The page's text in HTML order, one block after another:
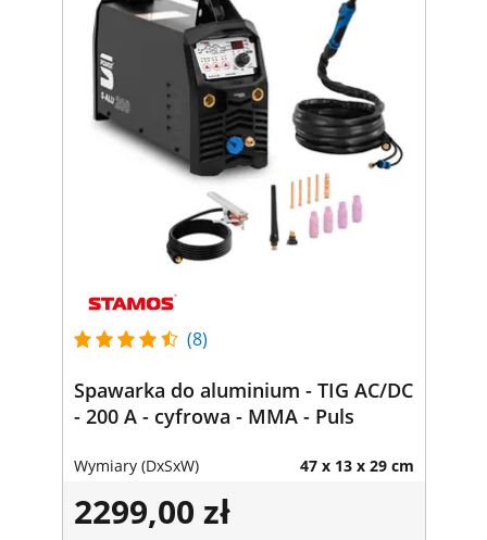
(8)
Spawarka do aluminium - TIG AC/DC
- 200 A - cyfrowa - MMA - Puls
Wymiary (DxSxW) 47 x 13 x 29 cm
2299,00 zł